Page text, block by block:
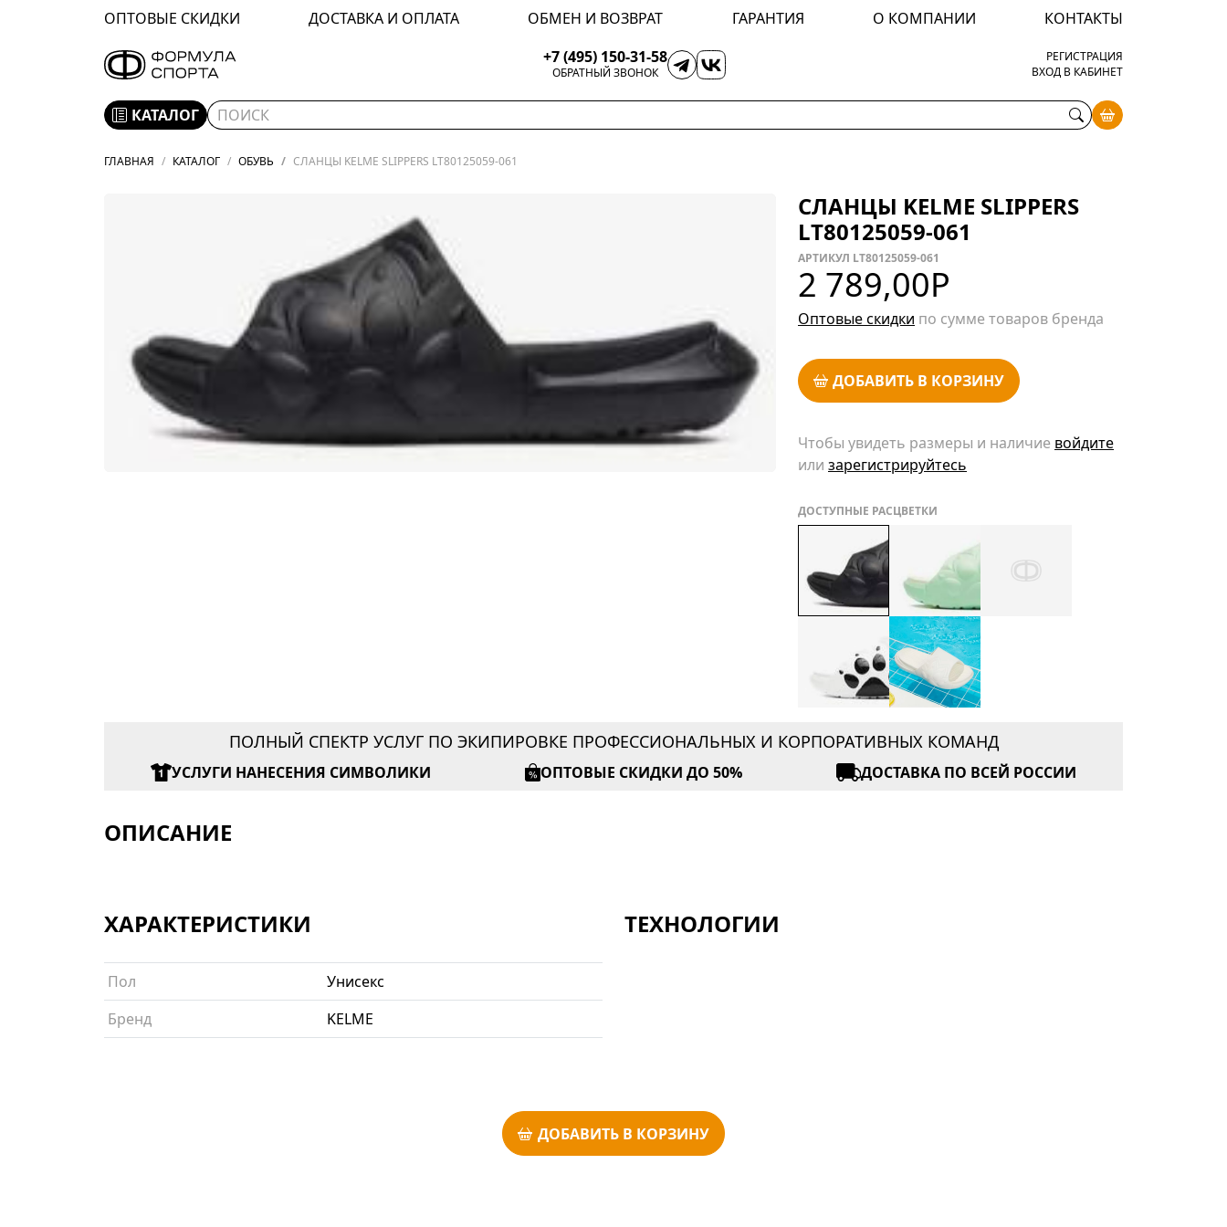
ОПТОВЫЕ СКИДКИ ДОСТАВКА И ОПЛАТА ОБМЕН И ВОЗВРАТ ГАРАНТИЯ О КОМПАНИИ
КОНТАКТЫ
+7 (495) 150-31-58
ОБРАТНЫЙ ЗВОНОК
РЕГИСТРАЦИЯ
ВХОД В КАБИНЕТ
КАТАЛОГ
ГЛАВНАЯ КАТАЛОГ ОБУВЬ СЛАНЦЫ KELME SLIPPERS LT80125059-061
СЛАНЦЫ KELME SLIPPERS
LT80125059-061
АРТИКУЛ LT80125059-061
2 789,00Р
Оптовые скидки по сумме товаров бренда
ДОБАВИТЬ В КОРЗИНУ
Чтобы увидеть размеры и наличие войдите
или зарегистрируйтесь
ДОСТУПНЫЕ РАСЦВЕТКИ
ПОЛНЫЙ СПЕКТР УСЛУГ ПО ЭКИПИРОВКЕ ПРОФЕССИОНАЛЬНЫХ И КОРПОРАТИВНЫХ КОМАНД
УСЛУГИ НАНЕСЕНИЯ СИМВОЛИКИ ОПТОВЫЕ СКИДКИ ДО 50% ДОСТАВКА ПО ВСЕЙ РОССИИ
ОПИСАНИЕ
ХАРАКТЕРИСТИКИ
Пол
Унисекс
Бренд
KELME
ТЕХНОЛОГИИ
ДОБАВИТЬ В КОРЗИНУ